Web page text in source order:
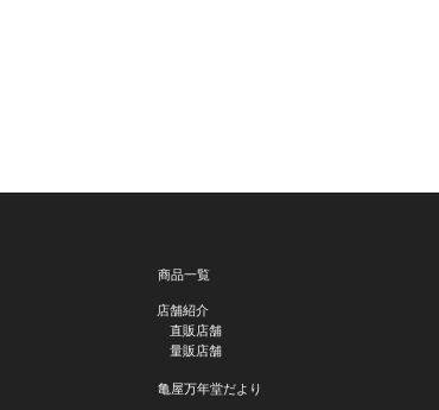
商品一覧
店舗紹介
直販店舗
量販店舗
亀屋万年堂だより